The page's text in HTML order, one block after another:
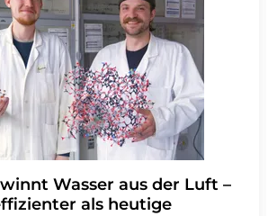
Wasser aus der Luft –
als heutige